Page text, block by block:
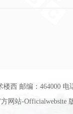
西 邮编：464000 电
网站-Officialwebsite